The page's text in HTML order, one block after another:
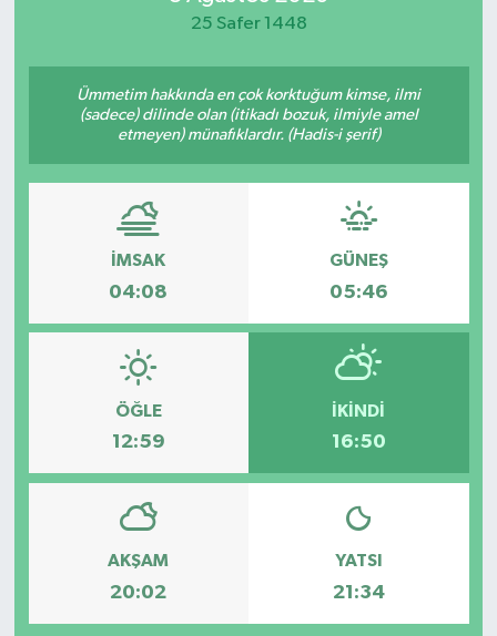
25 Safer 1448
Ümmetim hakkında en çok korktuğum kimse, ilmi
(sadece) dilinde olan (itikadı bozuk, ilmiyle amel
etmeyen) münafıklardır. (Hadis-i şerif)
İMSAK
04:08
GÜNEŞ
05:46
ÖĞLE
12:59
İKINDI
16:50
AKŞAM
20:02
YATSI
21:34